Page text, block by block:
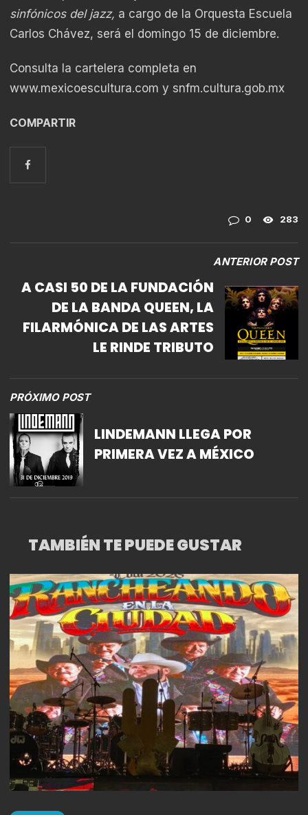
sinfónicos del jazz, a cargo de la Orquesta Escuela
Carlos Chávez, será el domingo 15 de diciembre.
Consulta la cartelera completa en
www.mexicoescultura.com y snfm.cultura.gob.mx
COMPARTIR
0 283
ANTERIOR POST
A CASI 50 DE LA FUNDACIÓN
DE LA BANDA QUEEN, LA
FILARMÓNICA DE LAS ARTES
LE RINDE TRIBUTO
PRÓXIMO POST
LINDEMANN LLEGA POR
PRIMERA VEZ A MÉXICO
TAMBIÉN TE PUEDE GUSTAR